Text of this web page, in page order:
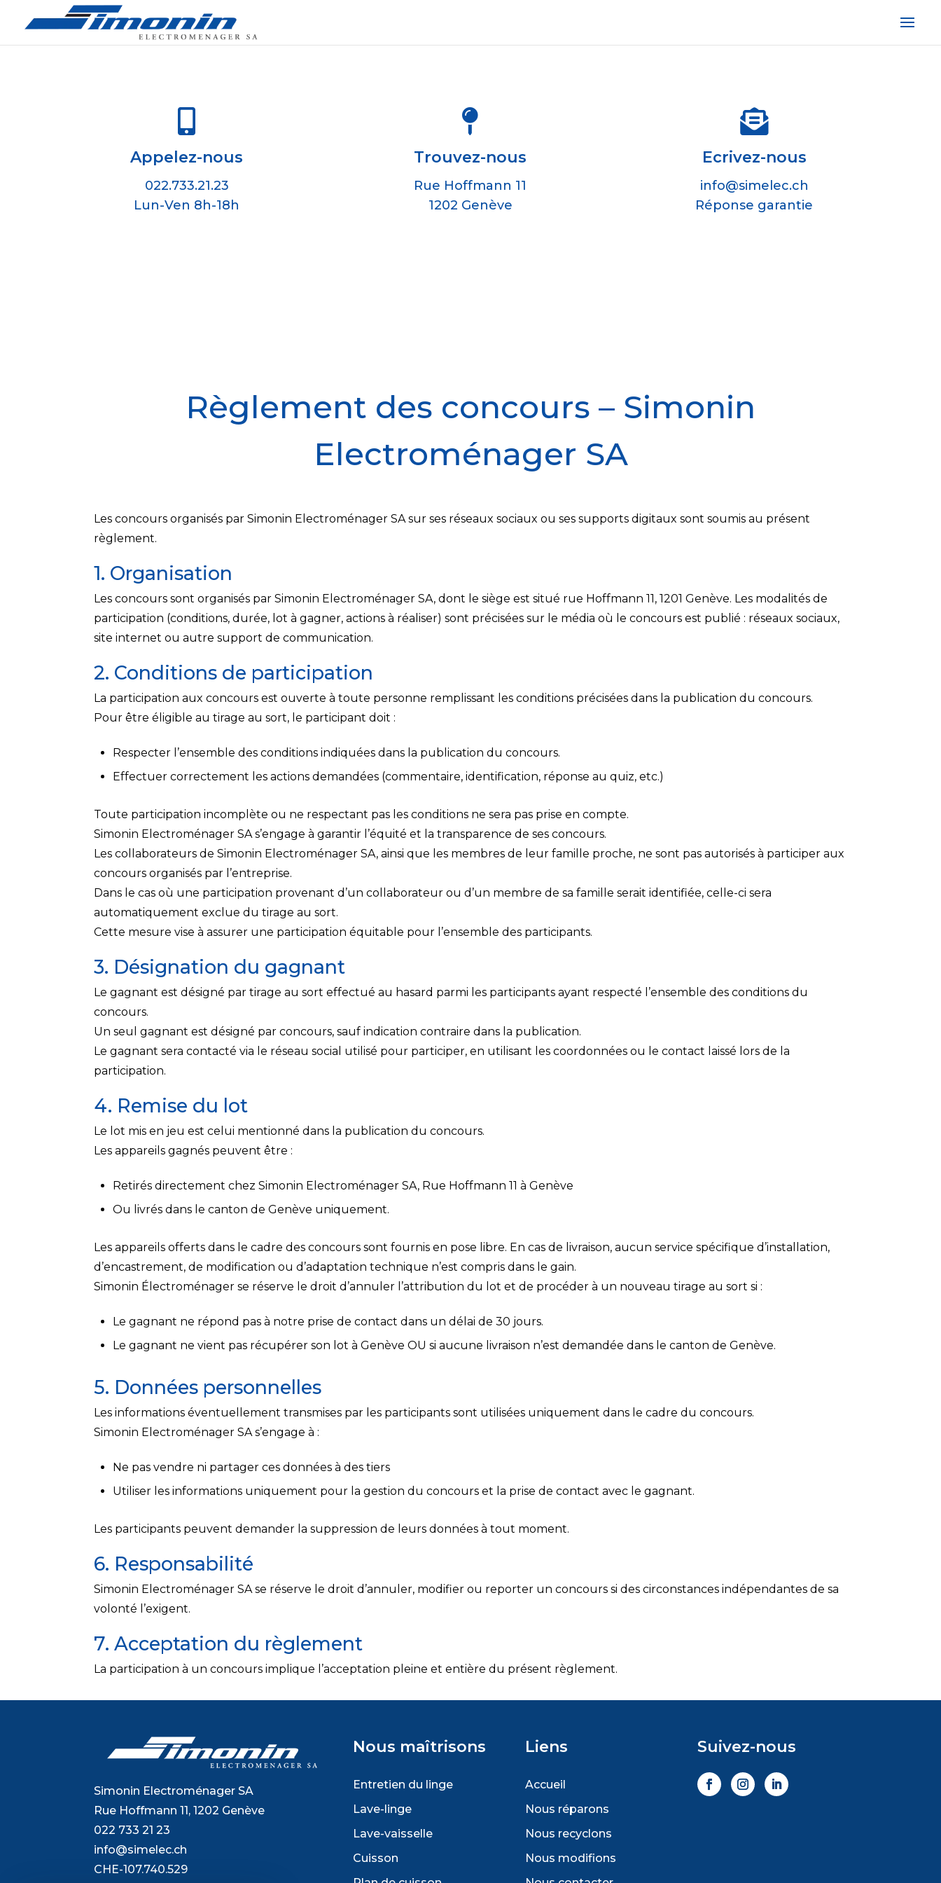

Appelez-nous
022.733.21.23
Lun-Ven 8h-18h

Trouvez-nous
Rue Hoffmann 11
1202 Genève

Ecrivez-nous
info@simelec.ch
Réponse garantie
Règlement des concours – Simonin
Electroménager SA
Les concours organisés par Simonin Electroménager SA sur ses réseaux sociaux ou ses supports digitaux sont soumis au présent
règlement.
1. Organisation
Les concours sont organisés par Simonin Electroménager SA, dont le siège est situé rue Hoffmann 11, 1201 Genève. Les modalités de
participation (conditions, durée, lot à gagner, actions à réaliser) sont précisées sur le média où le concours est publié : réseaux sociaux,
site internet ou autre support de communication.
2. Conditions de participation
La participation aux concours est ouverte à toute personne remplissant les conditions précisées dans la publication du concours.
Pour être éligible au tirage au sort, le participant doit :
Respecter l’ensemble des conditions indiquées dans la publication du concours.
Effectuer correctement les actions demandées (commentaire, identification, réponse au quiz, etc.)
Toute participation incomplète ou ne respectant pas les conditions ne sera pas prise en compte.
Simonin Electroménager SA s’engage à garantir l’équité et la transparence de ses concours.
Les collaborateurs de Simonin Electroménager SA, ainsi que les membres de leur famille proche, ne sont pas autorisés à participer aux
concours organisés par l’entreprise.
Dans le cas où une participation provenant d’un collaborateur ou d’un membre de sa famille serait identifiée, celle-ci sera
automatiquement exclue du tirage au sort.
Cette mesure vise à assurer une participation équitable pour l’ensemble des participants.
3. Désignation du gagnant
Le gagnant est désigné par tirage au sort effectué au hasard parmi les participants ayant respecté l’ensemble des conditions du
concours.
Un seul gagnant est désigné par concours, sauf indication contraire dans la publication.
Le gagnant sera contacté via le réseau social utilisé pour participer, en utilisant les coordonnées ou le contact laissé lors de la
participation.
4. Remise du lot
Le lot mis en jeu est celui mentionné dans la publication du concours.
Les appareils gagnés peuvent être :
Retirés directement chez Simonin Electroménager SA, Rue Hoffmann 11 à Genève
Ou livrés dans le canton de Genève uniquement.
Les appareils offerts dans le cadre des concours sont fournis en pose libre. En cas de livraison, aucun service spécifique d’installation,
d’encastrement, de modification ou d’adaptation technique n’est compris dans le gain.
Simonin Électroménager se réserve le droit d’annuler l’attribution du lot et de procéder à un nouveau tirage au sort si :
Le gagnant ne répond pas à notre prise de contact dans un délai de 30 jours.
Le gagnant ne vient pas récupérer son lot à Genève OU si aucune livraison n’est demandée dans le canton de Genève.
5. Données personnelles
Les informations éventuellement transmises par les participants sont utilisées uniquement dans le cadre du concours.
Simonin Electroménager SA s’engage à :
Ne pas vendre ni partager ces données à des tiers
Utiliser les informations uniquement pour la gestion du concours et la prise de contact avec le gagnant.
Les participants peuvent demander la suppression de leurs données à tout moment.
6. Responsabilité
Simonin Electroménager SA se réserve le droit d’annuler, modifier ou reporter un concours si des circonstances indépendantes de sa
volonté l’exigent.
7. Acceptation du règlement
La participation à un concours implique l’acceptation pleine et entière du présent règlement.
Simonin Electroménager SA
Rue Hoffmann 11, 1202 Genève
022 733 21 23
info@simelec.ch
CHE-107.740.529
Nous maîtrisons
Entretien du linge
Lave-linge
Lave-vaisselle
Cuisson
Liens
Accueil
Nous réparons
Nous recyclons
Nous modifions
Suivez-nous